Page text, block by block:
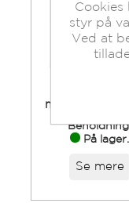
mellembrun
På lager.
Se mere
styr på
Ved at